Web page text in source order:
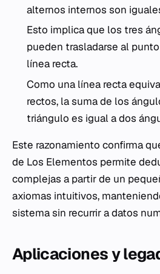
alternos internos son
Esto implica que los tres
pueden trasladarse al
línea recta.
Como una línea recta
rectos, la suma de los
triángulo es igual a dos
Este razonamiento confirma
de Los Elementos permite
complejas a partir de un
axiomas intuitivos,
sistema sin recurrir a datos
Aplicaciones y